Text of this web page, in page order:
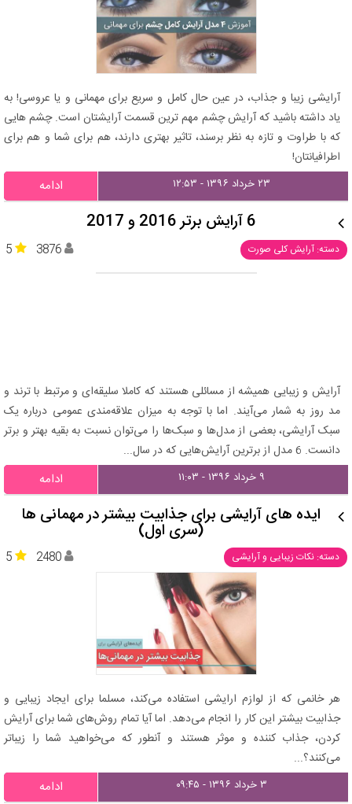
آرایشی زیبا و جذاب، در عین حال کامل و سریع برای مهمانی و یا عروسی! به
یاد داشته باشید که آرایش چشم مهم ترین قسمت آرایشتان است. چشم هایی
که با طراوت و تازه به نظر برسند، تاثیر بهتری دارند، هم برای شما و هم برای
اطرافیانتان!
۲۳ خرداد ۱۳۹۶ - ۱۲:۵۳ ادامه
6 آرایش برتر 2016 و 2017
دسته: آرایش کلی صورت 5 3876
آرایش و زیبایی همیشه از مسائلی هستند که کاملا سلیقه‌ای و مرتبط با ترند و
مد روز به شمار می‌آیند. اما با توجه به میزان علاقه‌مندی عمومی درباره یک
سبک آرایشی، بعضی از مدل‌ها و سبک‌ها را می‌توان نسبت به بقیه بهتر و برتر
دانست. 6 مدل از برترین آرایش‌هایی که در سال...
۹ خرداد ۱۳۹۶ - ۱۱:۰۳ ادامه
ایده های آرایشی برای جذابیت بیشتر در مهمانی ها
(سری اول)
دسته: نکات زیبایی و آرایشی 5 2480
هر خانمی که از لوازم ارایشی استفاده می‌کند، مسلما برای ایجاد زیبایی و
جذابیت بیشتر این کار را انجام می‌دهد. اما آیا تمام روش‌های شما برای آرایش
کردن، جذاب کننده و موثر هستند و آنطور که می‌خواهید شما را زیباتر
می‌کنند؟...
۳ خرداد ۱۳۹۶ - ۰۹:۴۵ ادامه